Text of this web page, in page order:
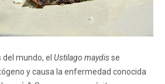
mundo, el Ustilago maydisse
y causa la enfermedad conocida